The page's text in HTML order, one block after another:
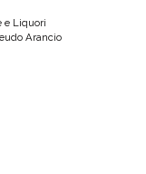
e Liquori
Arancio